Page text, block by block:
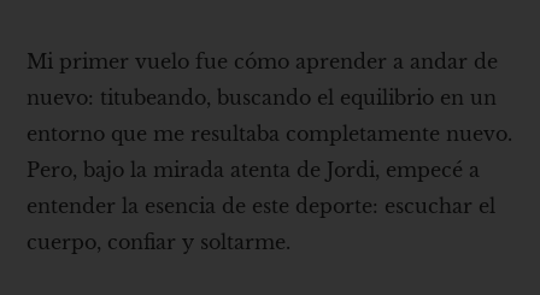
Mi primer vuelo fue cómo aprender a andar de
nuevo: titubeando, buscando el equilibrio en un
entorno que me resultaba completamente nuevo.
Pero, bajo la mirada atenta de Jordi, empecé a
entender la esencia de este deporte: escuchar el
cuerpo, confiar y soltarme.